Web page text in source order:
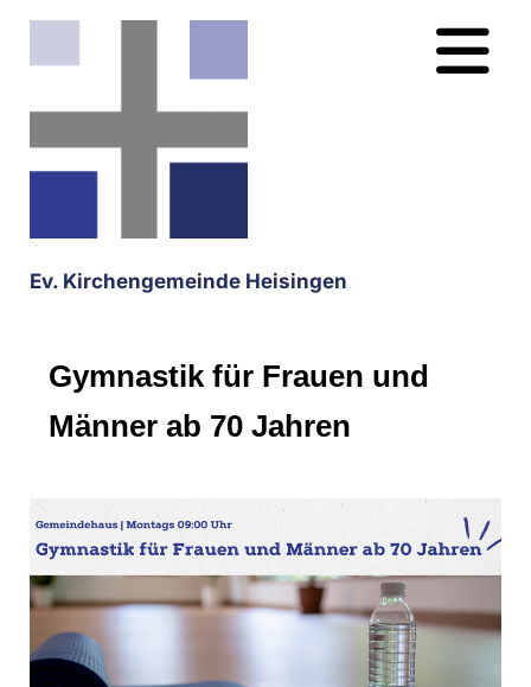
Ev. Kirchengemeinde Heisingen
Gymnastik für Frauen und
Männer ab 70 Jahren